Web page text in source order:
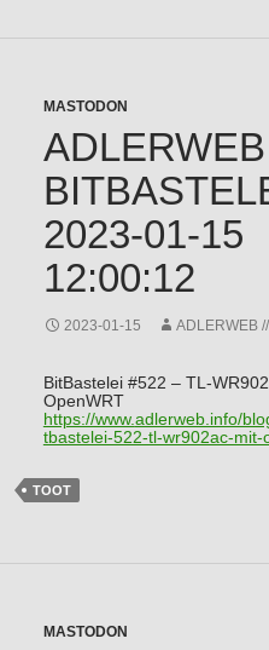
MASTODON
2023-01-15
12:00:12
2023-01-15 ADLERWEB
BitBastelei #522 – TL-
OpenWRT
https://www. adlerweb.info/
tbastelei-522-tl-wr902ac-mit-
TOOT
MASTODON